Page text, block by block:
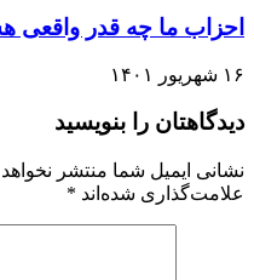
احزاب ما چه قدر واقعی
۱۶ شهریور ۱۴۰۱
دیدگاهتان را بنویسید
نشانی ایمیل شما منتشر
علامت‌گذاری شده‌اند *